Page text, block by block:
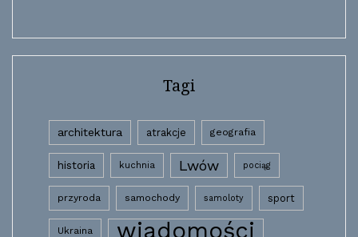
Tagi
architektura atrakcje geografia
historia kuchnia Lwów pociąg
przyroda samochody samoloty sport
Ukraina wiadomości